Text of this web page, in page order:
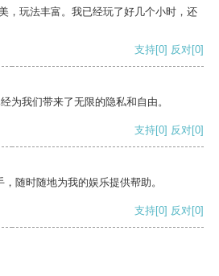
，玩法丰富。我已经玩了好几个小时，还
支持[0] 反对[0]
为我们带来了无限的隐私和自由。
支持[0] 反对[0]
随时随地为我的娱乐提供帮助。
支持[0] 反对[0]